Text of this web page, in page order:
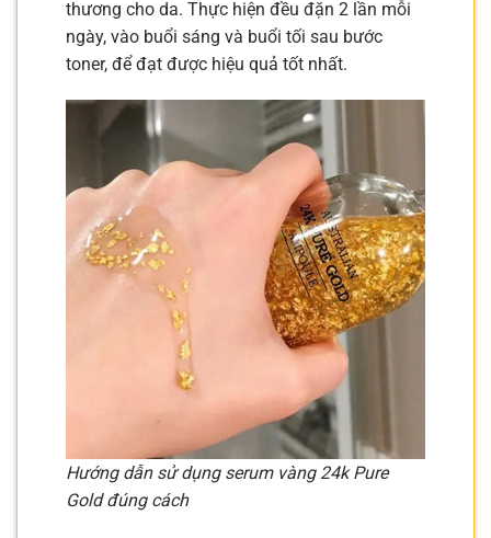
thương cho da. Thực hiện đều đặn 2 lần mỗi
ngày, vào buổi sáng và buổi tối sau bước
toner, để đạt được hiệu quả tốt nhất.
Hướng dẫn sử dụng serum vàng 24k Pure
Gold đúng cách